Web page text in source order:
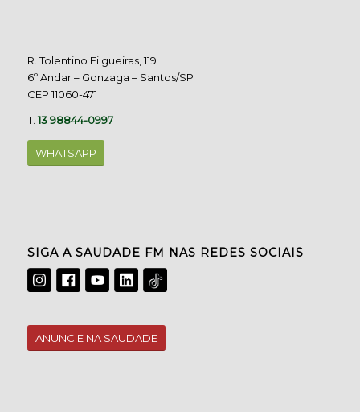
R. Tolentino Filgueiras, 119
6º Andar – Gonzaga – Santos/SP
CEP 11060-471
T.13 98844-0997
WHATSAPP
SIGA A SAUDADE FM NAS REDES SOCIAIS
ANUNCIE NA SAUDADE